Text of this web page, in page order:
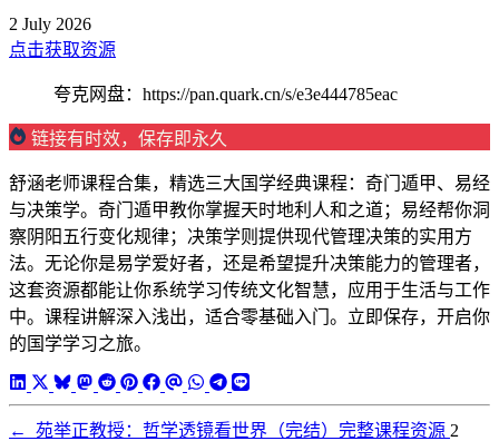
2 July 2026
点击获取资源
夸克网盘：https://pan.quark.cn/s/e3e444785eac
链接有时效，保存即永久
舒涵老师课程合集，精选三大国学经典课程：奇门遁甲、易经
与决策学。奇门遁甲教你掌握天时地利人和之道；易经帮你洞
察阴阳五行变化规律；决策学则提供现代管理决策的实用方
法。无论你是易学爱好者，还是希望提升决策能力的管理者，
这套资源都能让你系统学习传统文化智慧，应用于生活与工作
中。课程讲解深入浅出，适合零基础入门。立即保存，开启你
的国学学习之旅。
← 苑举正教授：哲学透镜看世界（完结）完整课程资源 2